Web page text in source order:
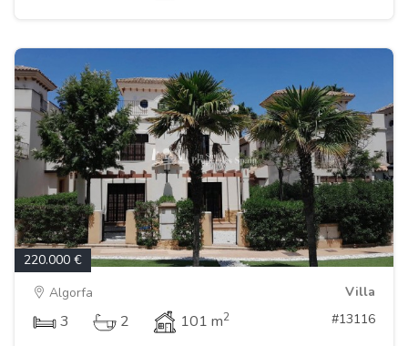
220.000 €
Algorfa
Villa
3 2 101 m2 #13116